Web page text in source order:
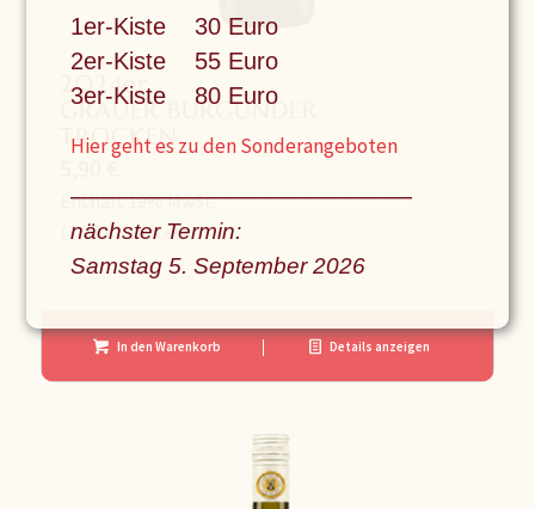
2024er
GRAUER BURGUNDER
TROCKEN
Enthält 19% MwSt.
7,87€/ 1 Liter)
In den Warenkorb Details anzeigen
1er-Kiste 30 Euro
2er-Kiste 55 Euro
3er-Kiste 80 Euro
Hier geht es zu den Sonderangeboten
––––––––––––––––––––––––––
nächster Termin:
Samstag 5. September2026